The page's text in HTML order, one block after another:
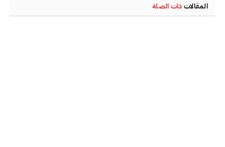
المقالاتذات الصلة